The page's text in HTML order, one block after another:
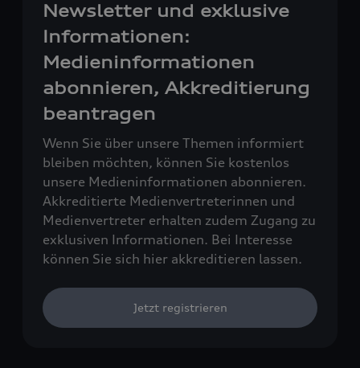
Newsletter und exklusive
Informationen:
Medieninformationen
abonnieren, Akkreditierung
beantragen
Wenn Sie über unsere Themen informiert
bleiben möchten, können Sie kostenlos
unsere Medieninformationen abonnieren.
Akkreditierte Medienvertreterinnen und
Medienvertreter erhalten zudem Zugang zu
exklusiven Informationen. Bei Interesse
können Sie sich hier akkreditieren lassen.
Jetzt registrieren